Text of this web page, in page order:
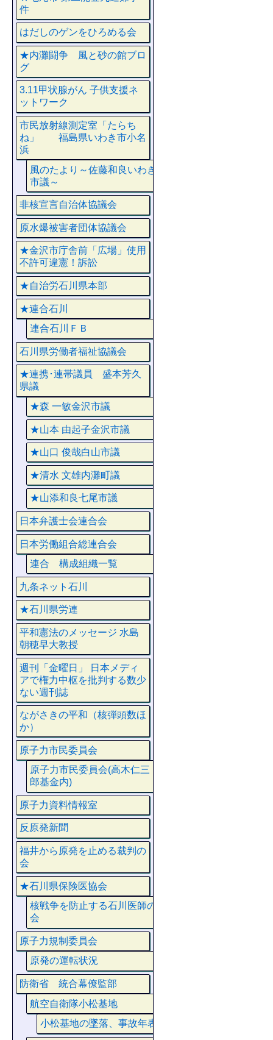
件
はだしのゲンをひろめる会
★内灘闘争 風と砂の館ブロ
グ
3.11甲状腺がん 子供支援ネ
ットワーク
市民放射線測定室「たらち
ね」 福島県いわき市小名
浜
風のたより～佐藤和良いわき
市議～
非核宣言自治体協議会
原水爆被害者団体協議会
★金沢市庁舎前「広場」使用
不許可違憲！訴訟
★自治労石川県本部
★連合石川
連合石川ＦＢ
石川県労働者福祉協議会
★連携･連帯議員 盛本芳久
県議
★森 一敏金沢市議
★山本 由起子金沢市議
★山口 俊哉白山市議
★清水 文雄内灘町議
★山添和良七尾市議
日本弁護士会連合会
日本労働組合総連合会
連合 構成組織一覧
九条ネット石川
★石川県労連
平和憲法のメッセージ 水島
朝穂早大教授
週刊「金曜日」 日本メディ
アで権力中枢を批判する数少
ない週刊誌
ながさきの平和（核弾頭数ほ
か）
原子力市民委員会
原子力市民委員会(高木仁三
郎基金内)
原子力資料情報室
反原発新聞
福井から原発を止める裁判の
会
★石川県保険医協会
核戦争を防止する石川医師の
会
原子力規制委員会
原発の運転状況
防衛省 統合幕僚監部
航空自衛隊小松基地
小松基地の墜落、事故年表